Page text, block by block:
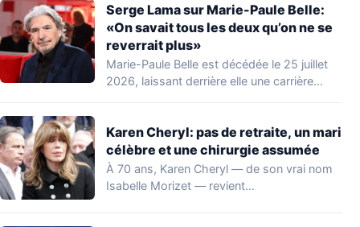
Serge Lama sur Marie-Paule Belle:
«On savait tous les deux qu’on ne se
reverrait plus»
Marie-Paule Belle est décédée le 25 juillet
2026, laissant derrière elle une carrière
Karen Cheryl: pas de retraite, un mari
célèbre et une chirurgie assumée
À 70 ans, Karen Cheryl — de son vrai nom
Isabelle Morizet — revient…